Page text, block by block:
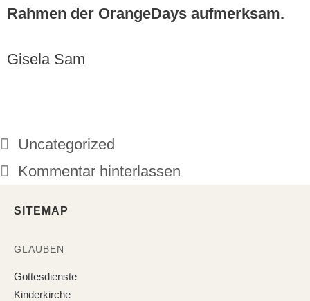
Rahmen der OrangeDays aufmerksam.
Gisela Sam
Uncategorized
Kommentar hinterlassen
SITEMAP
GLAUBEN
Gottesdienste
Kinderkirche